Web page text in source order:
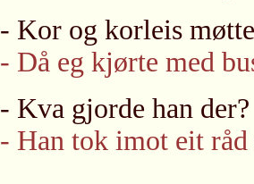
- Kor og korleis
- Då eg kjørte med
- Kva gjorde han der?
- Han tok imot eit råd